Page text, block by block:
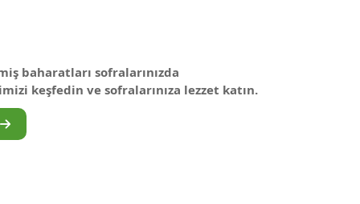
baharatları sofralarınızda
keşfedin ve sofralarınıza lezzet katın.